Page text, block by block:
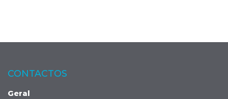
CONTACTOS
Geral